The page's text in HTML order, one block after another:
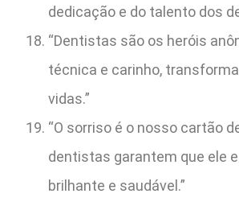
dedicação e do talento dos
“Dentistas são os heróis
técnica e carinho,
vidas.”
“O sorriso é o nosso cartão
dentistas garantem que ele
brilhante e saudável.”